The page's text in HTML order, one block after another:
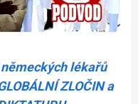
lékařů
ZLOČIN a